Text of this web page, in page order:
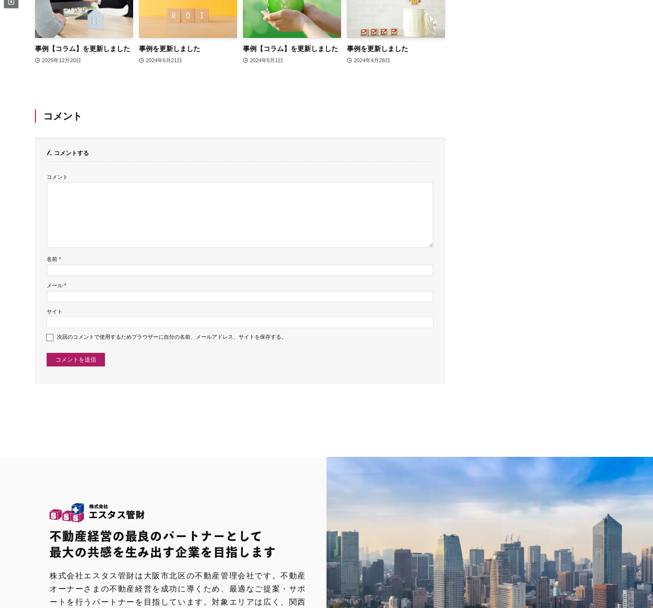
事例【コラム】を更新しました
2025年12月20日
事例を更新しました
2024年6月21日
事例【コラム】を更新しました
2024年5月1日
事例を更新しました
2024年4月28日
コメント
コメントする
コメント
名前 *
メール *
サイト
次回のコメントで使用するためブラウザーに自分の名前、メールアドレス、サイトを保存する。
不動産経営の最良のパートナーとして
最大の共感を生み出す企業を目指します
株式会社エスタス管財は大阪市北区の不動産管理会社です。不動産
オーナーさまの不動産経営を成功に導くため、最適なご提案・サポ
ートを行うパートナーを目指しています。対象エリアは広く、関西